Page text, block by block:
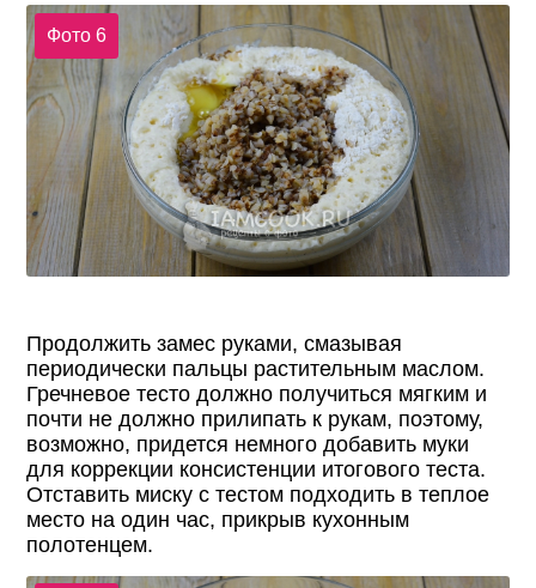
Фото 6
Продолжить замес руками, смазывая
периодически пальцы растительным маслом.
Гречневое тесто должно получиться мягким и
почти не должно прилипать к рукам, поэтому,
возможно, придется немного добавить муки
для коррекции консистенции итогового теста.
Отставить миску с тестом подходить в теплое
место на один час, прикрыв кухонным
полотенцем.